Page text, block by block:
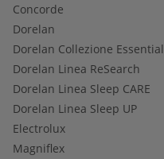
Concorde
Dorelan
Dorelan Collezione Essential
Dorelan Linea ReSearch
Dorelan Linea Sleep CARE
Dorelan Linea Sleep UP
Electrolux
Magniflex